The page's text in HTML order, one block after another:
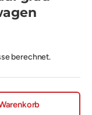
berechnet.